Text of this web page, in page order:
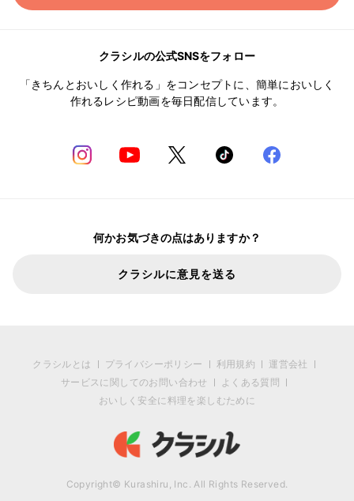
クラシルの公式SNSをフォロー
「きちんとおいしく作れる」をコンセプトに、簡単においしく
作れるレシピ動画を毎日配信しています。
何かお気づきの点はありますか？
クラシルに意見を送る
クラシルとは プライバシーポリシー 利用規約
運営会社
サービスに関してのお問い合わせ
よくある質問
おいしく安全に料理を楽しむために
Copyright© Kurashiru, Inc. All Rights Reserved.